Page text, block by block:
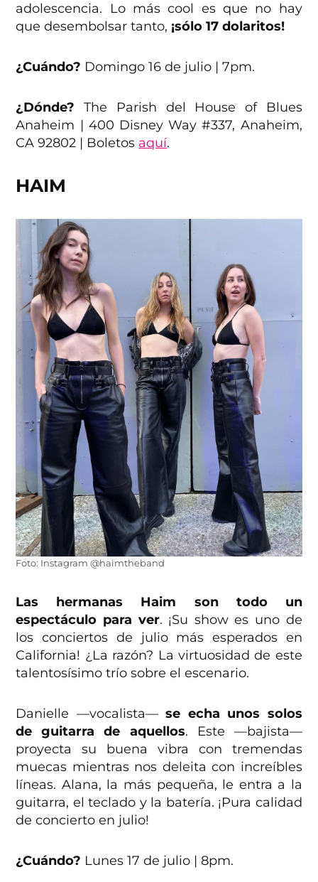
adolescencia. Lo más cool es que no hay
que desembolsar tanto, ¡sólo 17 dolaritos!
¿Cuándo? Domingo 16 de julio | 7pm.
¿Dónde? The Parish del House of Blues
Anaheim | 400 Disney Way #337, Anaheim,
CA 92802 | Boletos aquí.
HAIM
Foto: Instagram @haimtheband
Las hermanas Haim son todo un
espectáculo para ver. ¡Su show es uno de
los conciertos de julio más esperados en
California! ¿La razón? La virtuosidad de este
talentosísimo trío sobre el escenario.
Danielle —vocalista—se echa unos solos
de guitarra de aquellos. Este —bajista—
proyecta su buena vibra con tremendas
muecas mientras nos deleita con increíbles
líneas. Alana, la más pequeña, le entra a la
guitarra, el teclado y la batería. ¡Pura calidad
de concierto en julio!
¿Cuándo? Lunes 17 de julio | 8pm.